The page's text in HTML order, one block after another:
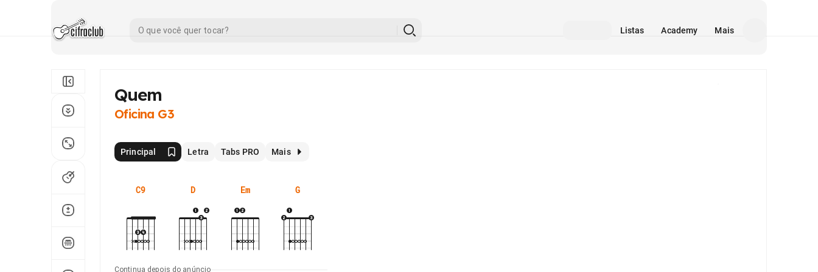
Listas Academy Mais
Quem
Oficina G3
Principal Letra Tabs PRO Mais
C9 D Em G
Continua depois do anúncio